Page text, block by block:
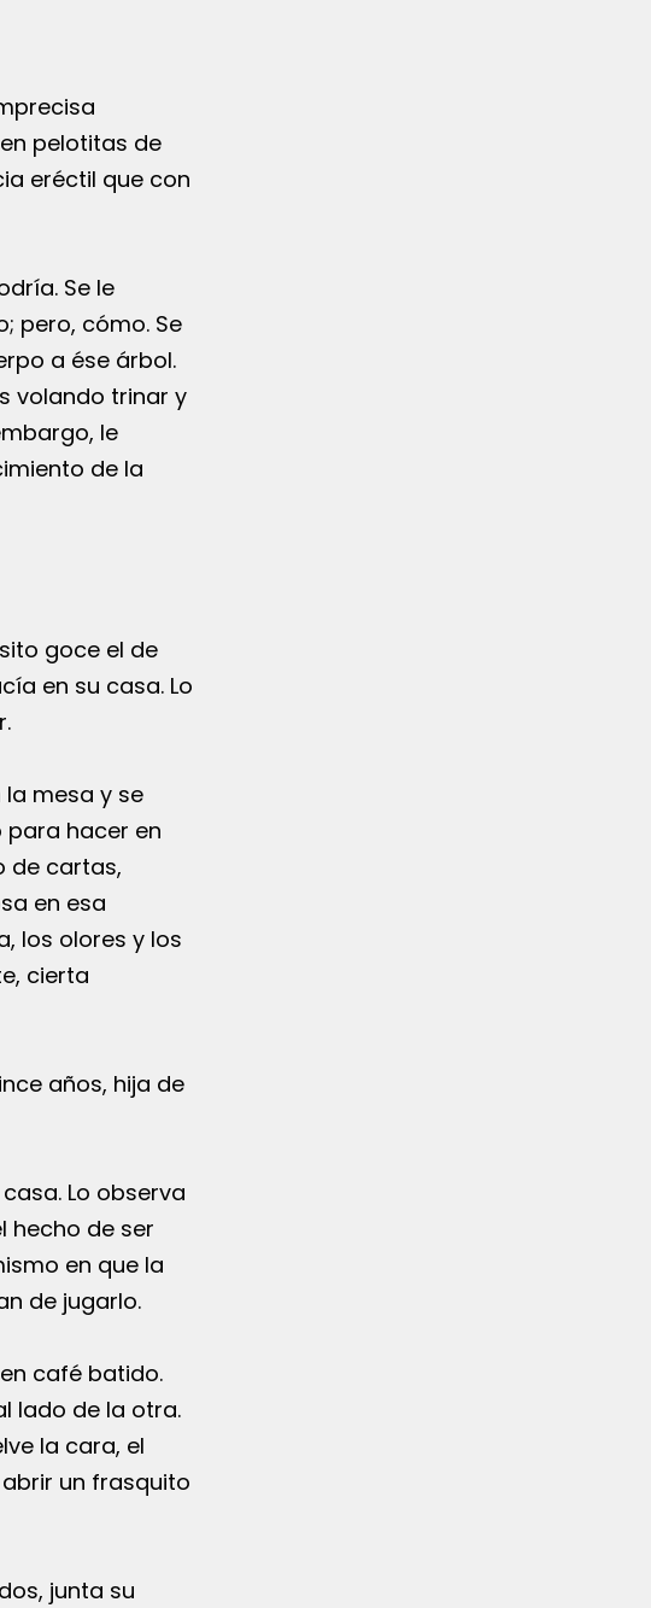
pelotitas de
eréctil que con
Se le
pero, cómo. Se
a ése árbol.
volando trinar y
le
de la
goce el de
en su casa. Lo
mesa y se
para hacer en
de cartas,
en esa
los olores y los
cierta
años, hija de
Lo observa
hecho de ser
en que la
de jugarlo.
café batido.
lado de la otra.
la cara, el
un frasquito
junta su